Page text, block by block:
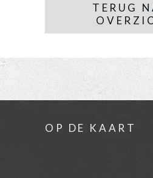
TERUG
OP DE KAART